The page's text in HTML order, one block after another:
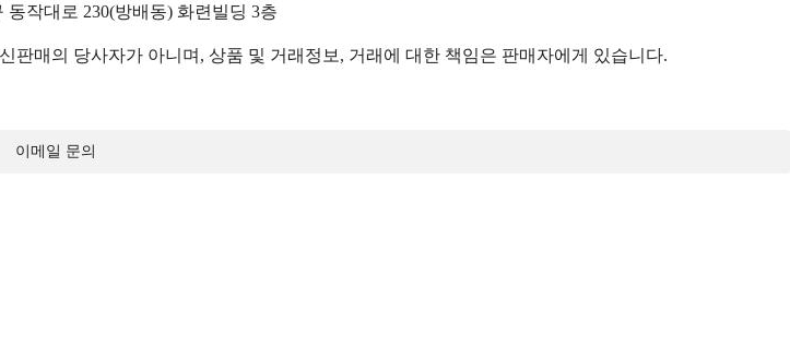
작대로 230(방배동) 화련빌딩 3층
매의 당사자가 아니며, 상품 및 거래정보, 거래에 대한 책임은 판매자에게 있습니다.
이메일 문의